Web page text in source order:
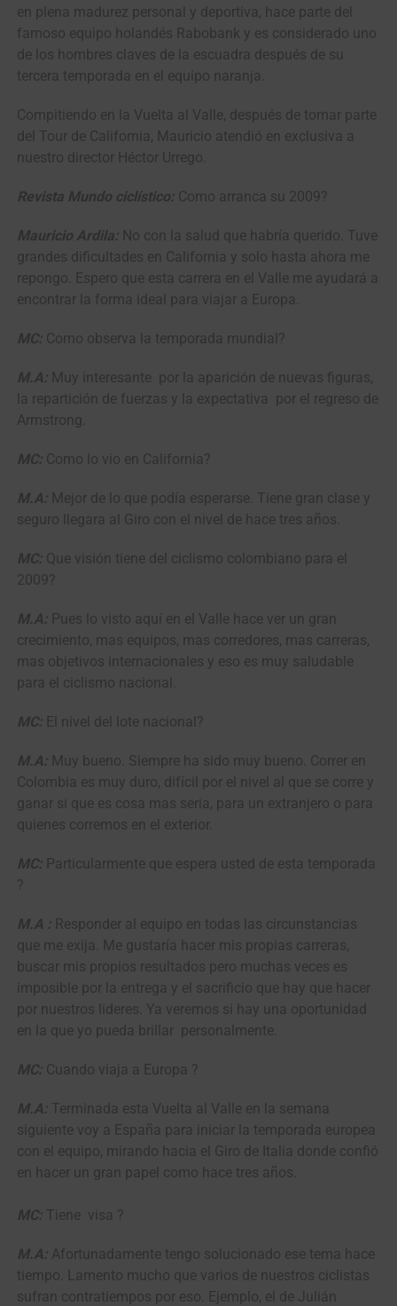
en plena madurez personal y deportiva, hace parte del
famoso equipo holandés Rabobank y es considerado uno
de los hombres claves de la escuadra después de su
tercera temporada en el equipo naranja.
Compitiendo en la Vuelta al Valle, después de tomar parte
del Tour de California, Mauricio atendió en exclusiva a
nuestro director Héctor Urrego.
Revista Mundo ciclístico: Como arranca su 2009?
Mauricio Ardila: No con la salud que habría querido. Tuve
grandes dificultades en California y solo hasta ahora me
repongo. Espero que esta carrera en el Valle me ayudará a
encontrar la forma ideal para viajar a Europa.
MC: Como observa la temporada mundial?
M.A: Muy interesante por la aparición de nuevas figuras,
la repartición de fuerzas y la expectativa por el regreso de
Armstrong.
MC:Como lo vio en California?
M.A: Mejor de lo que podía esperarse. Tiene gran clase y
seguro llegara al Giro con el nivel de hace tres años.
MC: Que visión tiene del ciclismo colombiano para el
2009?
M.A: Pues lo visto aquí en el Valle hace ver un gran
crecimiento, mas equipos, mas corredores, mas carreras,
mas objetivos internacionales y eso es muy saludable
para el ciclismo nacional.
MC:El nivel del lote nacional?
M.A: Muy bueno. Siempre ha sido muy bueno. Correr en
Colombia es muy duro, difícil por el nivel al que se corre y
ganar si que es cosa mas seria, para un extranjero o para
quienes corremos en el exterior.
MC:Particularmente que espera usted de esta temporada
?
M.A :Responder al equipo en todas las circunstancias
que me exija. Me gustaría hacer mis propias carreras,
buscar mis propios resultados pero muchas veces es
imposible por la entrega y el sacrificio que hay que hacer
por nuestros lideres. Ya veremos si hay una oportunidad
en la que yo pueda brillar personalmente.
MC: Cuando viaja a Europa ?
M.A: Terminada esta Vuelta al Valle en la semana
siguiente voy a España para iniciar la temporada europea
con el equipo, mirando hacia el Giro de Italia donde confió
en hacer un gran papel como hace tres años.
MC: Tiene visa ?
M.A: Afortunadamente tengo solucionado ese tema hace
tiempo. Lamento mucho que varios de nuestros ciclistas
sufran contratiempos por eso. Ejemplo, el de Julián